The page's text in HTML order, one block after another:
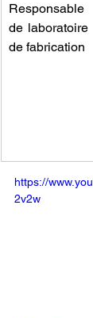
Responsable
de laboratoire
de fabrication
https://
2v2w